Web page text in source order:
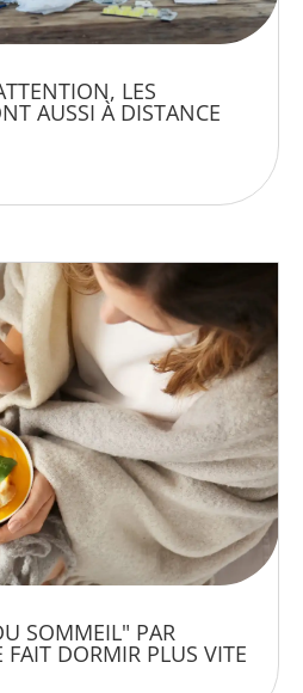
LES
AUSSI À DISTANCE
SOMMEIL" PAR
FAIT DORMIR PLUS VITE